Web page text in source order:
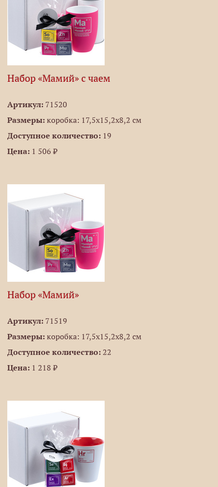
Набор «Мамий» с чаем
Артикул: 71520
Размеры: коробка: 17,5х15,2х8,2 см
Доступное количество: 19
Цена: 1 506 ₽
Набор «Мамий»
Артикул: 71519
Размеры: коробка: 17,5х15,2х8,2 см
Доступное количество: 22
Цена: 1 218 ₽